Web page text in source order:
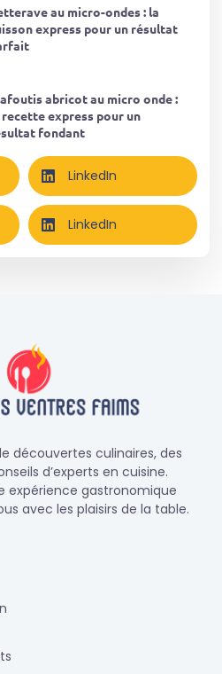
au micro-ondes : la
express pour un résultat
abricot au micro onde :
recette express pour un
fondant
LinkedIn
LinkedIn
découvertes culinaires, des
d’experts en cuisine.
expérience gastronomique
avec les plaisirs de la table.